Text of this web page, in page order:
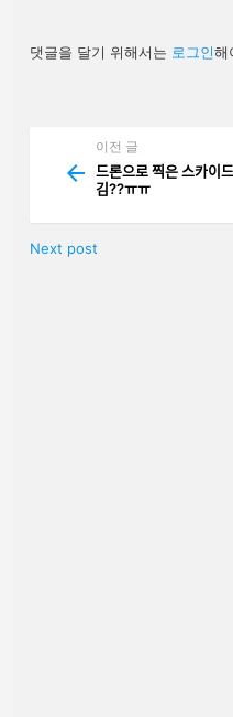
답
글
댓글을 달기 위해서는 로그인해
more
이전 글
드론으로 찍은
김??ㅠㅠ
Next post